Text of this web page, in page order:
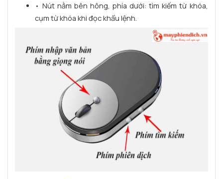
• Nút nằm bên hông, phía dưới: tìm kiếm từ khóa,
cụm từ khóa khi đọc khẩu lệnh.